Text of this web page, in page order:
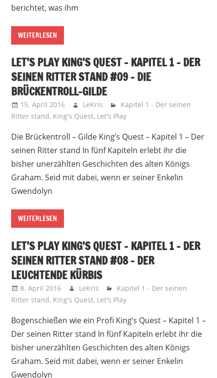
berichtet, was ihm
WEITERLESEN
LET’S PLAY KING’S QUEST – KAPITEL 1 – DER
SEINEN RITTER STAND #09 – DIE
BRÜCKENTROLL-GILDE
15. April 2016 LeKris
Kapitel 1 - Der seinen
Ritter stand, King's Quest, Let's Play
Die Brückentroll – Gilde King’s Quest – Kapitel 1 – Der
seinen Ritter stand In fünf Kapiteln erlebt ihr die
bisher unerzählten Geschichten des alten Königs
Graham. Seid mit dabei, wenn er seiner Enkelin
Gwendolyn
WEITERLESEN
LET’S PLAY KING’S QUEST – KAPITEL 1 – DER
SEINEN RITTER STAND #08 – DER
LEUCHTENDE KÜRBIS
8. April 2016 LeKris
Kapitel 1 - Der seinen
Ritter stand, King's Quest, Let's Play
Bogenschießen wie ein Profi King’s Quest – Kapitel 1 –
Der seinen Ritter stand In fünf Kapiteln erlebt ihr die
bisher unerzählten Geschichten des alten Königs
Graham. Seid mit dabei, wenn er seiner Enkelin
Gwendolyn